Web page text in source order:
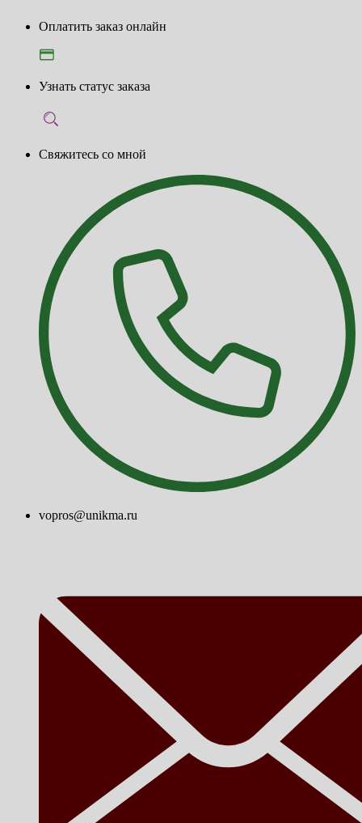
Оплатить заказ онлайн
Узнать статус заказа
Свяжитесь со мной
vopros@unikma.ru